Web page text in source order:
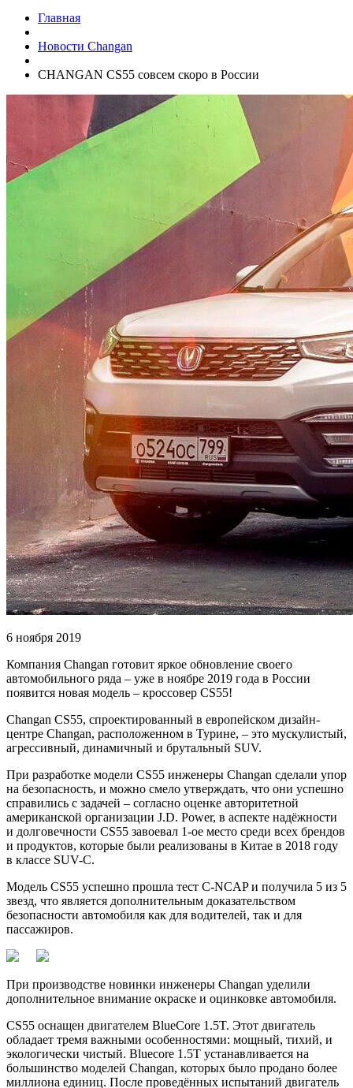
Главная
Новости Changan
CHANGAN CS55 совсем скоро в России
6 ноября 2019
Компания Changan готовит яркое обновление своего
автомобильного ряда – уже в ноябре 2019 года в России
появится новая модель – кроссовер CS55!
Changan CS55, спроектированный в европейском дизайн-
центре Changan, расположенном в Турине, – это мускулистый,
агрессивный, динамичный и брутальный SUV.
При разработке модели CS55 инженеры Changan сделали упор
на безопасность, и можно смело утверждать, что они успешно
справились с задачей – согласно оценке авторитетной
американской организации J.D. Power, в аспекте надёжности
и долговечности CS55 завоевал 1-ое место среди всех брендов
и продуктов, которые были реализованы в Китае в 2018 году
в классе SUV-C.
Модель CS55 успешно прошла тест C-NCAP и получила 5 из 5
звезд, что является дополнительным доказательством
безопасности автомобиля как для водителей, так и для
пассажиров.
При производстве новинки инженеры Changan уделили
дополнительное внимание окраске и оцинковке автомобиля.
CS55 оснащен двигателем BlueCore 1.5T. Этот двигатель
обладает тремя важными особенностями: мощный, тихий, и
экологически чистый. Bluecore 1.5T устанавливается на
большинство моделей Changan, которых было продано более
миллиона единиц. После проведённых испытаний двигатель